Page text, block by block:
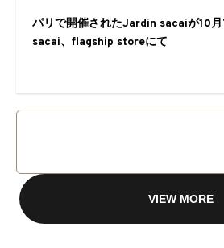
パリで開催されたJardin sacaiが10
sacai、flagship storeにて
VIEW MORE